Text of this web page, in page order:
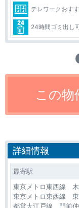
テレワークおす
24時間ゴミ出し
詳細情報
最寄駅
東京メトロ東西線
東京メトロ東西線
都営大江戸線 門前